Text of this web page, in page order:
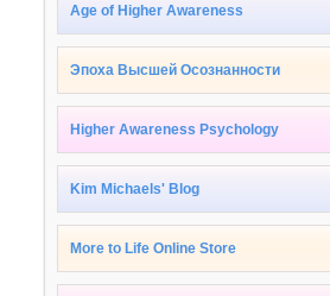
Age of Higher Awareness
Эпоха Высшей Осознанности
Higher Awareness Psychology
Kim Michaels' Blog
More to Life Online Store